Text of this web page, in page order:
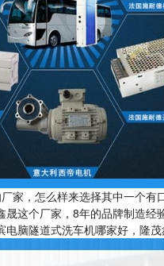
家，怎么样来选择其中一个
这个厂家，8年的品牌制造
脑隧道式洗车机哪家好，隆